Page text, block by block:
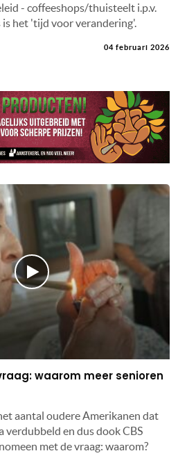
- coffeeshops/thuisteelt i.p.v.
het 'tijd voor verandering'.
04 februari 2026
waarom meer senioren
aantal oudere Amerikanen dat
verdubbeld en dus dook CBS
met de vraag: waarom?